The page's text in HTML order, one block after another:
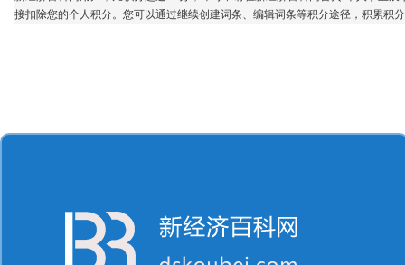
接扣除您的个人积分。您可以通过继续创建词条、编辑词条等积分途径，积累积